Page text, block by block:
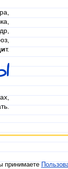
т.
принимаете